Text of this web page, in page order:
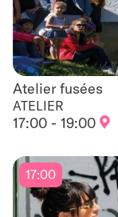
Atelier fusées
Atelier fusées
ATELIER
17:00 - 19:00
17:00